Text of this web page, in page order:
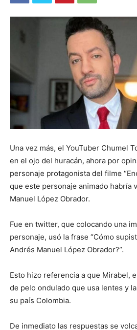
Una vez más, el YouTuber Chumel
en el ojo del huracán, ahora por
personaje protagonista del filme
que este personaje animado habría
Manuel López Obrador.
Fue en twitter, que colocando una
personaje, usó la frase “Cómo
Andrés Manuel López Obrador?”.
Esto hizo referencia a que Mirabel,
de pelo ondulado que usa lentes y
su país Colombia.
De inmediato las respuestas se